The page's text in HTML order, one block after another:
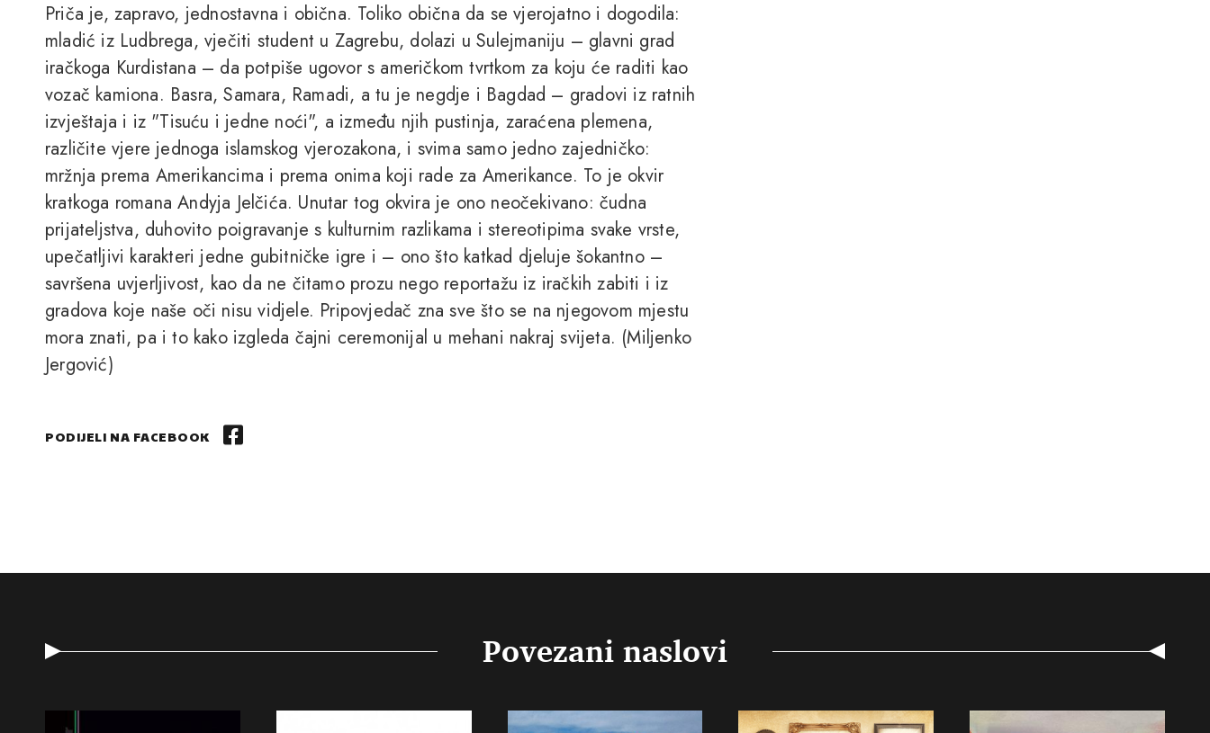
Priča je, zapravo, jednostavna i obična. Toliko obična da se vjerojatno i dogodila:
mladić iz Ludbrega, vječiti student u Zagrebu, dolazi u Sulejmaniju – glavni grad
iračkoga Kurdistana – da potpiše ugovor s američkom tvrtkom za koju će raditi kao
vozač kamiona. Basra, Samara, Ramadi, a tu je negdje i Bagdad – gradovi iz ratnih
izvještaja i iz "Tisuću i jedne noći", a između njih pustinja, zaraćena plemena,
različite vjere jednoga islamskog vjerozakona, i svima samo jedno zajedničko:
mržnja prema Amerikancima i prema onima koji rade za Amerikance. To je okvir
kratkoga romana Andyja Jelčića. Unutar tog okvira je ono neočekivano: čudna
prijateljstva, duhovito poigravanje s kulturnim razlikama i stereotipima svake vrste,
upečatljivi karakteri jedne gubitničke igre i – ono što katkad djeluje šokantno –
savršena uvjerljivost, kao da ne čitamo prozu nego reportažu iz iračkih zabiti i iz
gradova koje naše oči nisu vidjele. Pripovjedač zna sve što se na njegovom mjestu
mora znati, pa i to kako izgleda čajni ceremonijal u mehani nakraj svijeta. (Miljenko
Jergović)
PODIJELI NA FACEBOOK
Povezani naslovi